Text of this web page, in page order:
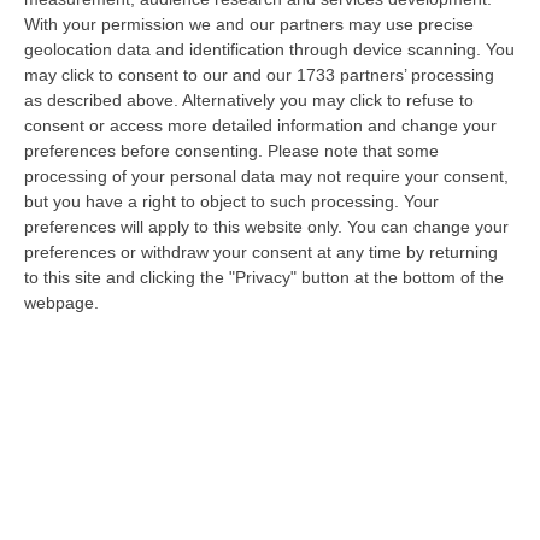
With your permission we and our partners may use precise
geolocation data and identification through device scanning. You
may click to consent to our and our 1733 partners’ processing
as described above. Alternatively you may click to refuse to
consent or access more detailed information and change your
preferences before consenting.
Please note that some
processing of your personal data may not require your consent,
but you have a right to object to such processing. Your
preferences will apply to this website only. You can change your
preferences or withdraw your consent at any time by returning
to this site and clicking the "Privacy" button at the bottom of the
webpage.
Vinitaly And The City A Reggio: Il Grande Abbraccio Tra Identità
Del Territorio, Storia E Cultura – FOTO
“REGGIO CALABRIA Vinitaly and the City arriva a Reggio Calabria. Dopo il
successo dell’edizione di Sibari, dove la manifestazione ha fatto s…
08 Agosto, 20:47
Pride, La “prima Volta” Dell’onda Arcobaleno A Catanzaro. In
Migliaia In Marcia Per I Diritti E La Libertà – FOTO
“CATANZARO Una prima volta destinata a lasciare un segno nella storia
della città. Catanzaro oggi celebra il suo primo Pride: colori, musica…
08 Agosto, 19:38